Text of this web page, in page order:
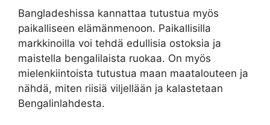
Bangladeshissa kannattaa tutustua myös
paikalliseen elämänmenoon. Paikallisilla
markkinoilla voi tehdä edullisia ostoksia ja
maistella bengalilaista ruokaa. On myös
mielenkiintoista tutustua maan maatalouteen ja
nähdä, miten riisiä viljellään ja kalastetaan
Bengalinlahdesta.